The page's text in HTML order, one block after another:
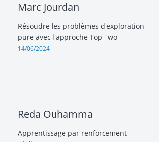
Marc Jourdan
Résoudre les problèmes d'exploration
pure avec l'approche Top Two
14/06/2024
Reda Ouhamma
Apprentissage par renforcement